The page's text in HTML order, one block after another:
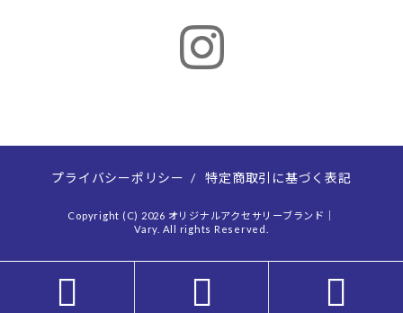
プライバシーポリシー / 特定商取引に基づく表記
Copyright (C) 2026 オリジナルアクセサリーブランド｜
Vary. All rights Reserved.
  